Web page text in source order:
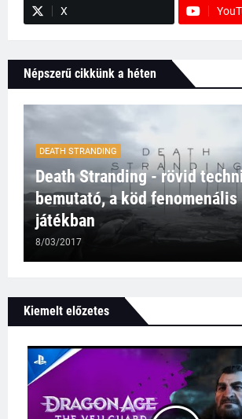
X
Népszerű cikkünk a héten
DEATH STRANDING
Death Stranding - rövid
bemutató, a köd fenomenális
játékban
8/03/2017
Kiemelt előzetes